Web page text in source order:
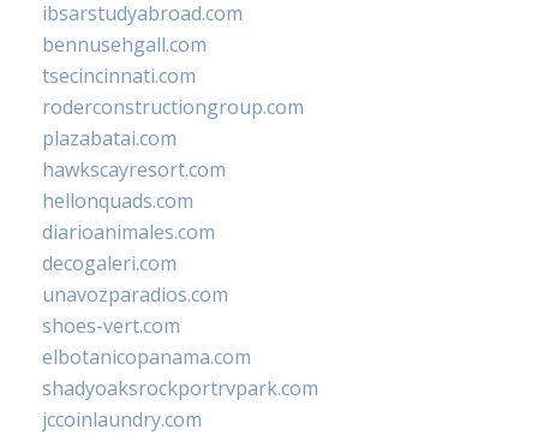
ibsarstudyabroad.com
bennusehgall.com
tsecincinnati.com
roderconstructiongroup.com
plazabatai.com
hawkscayresort.com
hellonquads.com
diarioanimales.com
decogaleri.com
unavozparadios.com
shoes-vert.com
elbotanicopanama.com
shadyoaksrockportrvpark.com
jccoinlaundry.com